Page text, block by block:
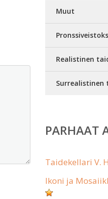
Muut
Realistinen
Surrealistinen
PARHAAT
Taidekellari V.
Ikoni ja